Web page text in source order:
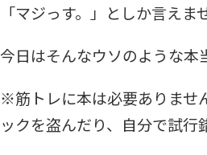
「マジっす。」としか言えま
今日はそんなウソのような本
※筋トレに本は必要ありませ
ックを盗んだり、自分で試行